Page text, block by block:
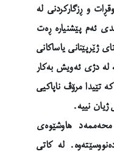
و ڕزگارکردنی لە
ئەم پێشنیارە ڕەت
ژێرپێنانی یاساکانی
لە دژی ئەویش بەکار
تێیدا مرۆڤ ناپاکیی
نییە.
هاوشێوەی
لە کاتی